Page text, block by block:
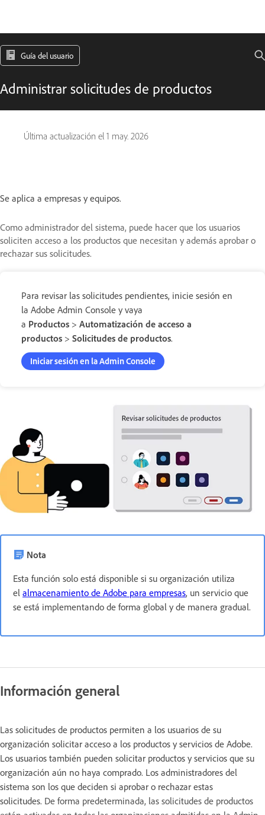
Guía del usuario
Administrar solicitudes de productos
Última actualización el 1 may. 2026
Se aplica a empresas y equipos.
Como administrador del sistema, puede hacer que los usuarios
soliciten acceso a los productos que necesitan y además aprobar o
rechazar sus solicitudes.
Para revisar las solicitudes pendientes, inicie sesión en
la Adobe Admin Console y vaya
a Productos > Automatización de acceso a
productos > Solicitudes de productos.
Iniciar sesión en la Admin Console
Nota
Esta función solo está disponible si su organización utiliza
el almacenamiento de Adobe para empresas, un servicio que
se está implementando de forma global y de manera gradual.
Información general
Las solicitudes de productos permiten a los usuarios de su
organización solicitar acceso a los productos y servicios de Adobe.
Los usuarios también pueden solicitar productos y servicios que su
organización aún no haya comprado. Los administradores del
sistema son los que deciden si aprobar o rechazar estas
solicitudes. De forma predeterminada, las solicitudes de productos